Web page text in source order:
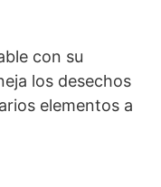
con su
los desechos
elementos a